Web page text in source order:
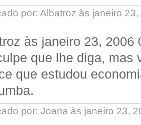
por: Albatroz às janeiro
às janeiro 23, 2006
que lhe diga, mas
que estudou
por: Joana às janeiro 23,